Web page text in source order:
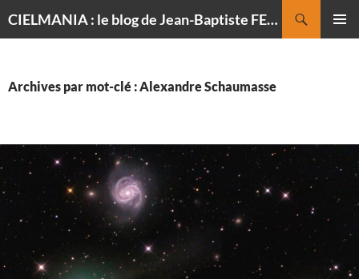
CIELMANIA : le blog de Jean-Baptiste FELDMANN, photographe du ciel
Archives par mot-clé : Alexandre Schaumasse